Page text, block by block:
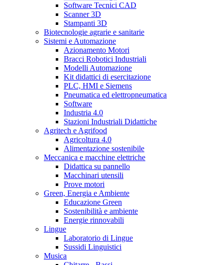
Software Tecnici CAD
Scanner 3D
Stampanti 3D
Biotecnologie agrarie e sanitarie
Sistemi e Automazione
Azionamento Motori
Bracci Robotici Industriali
Modelli Automazione
Kit didattici di esercitazione
PLC, HMI e Siemens
Pneumatica ed elettropneumatica
Software
Industria 4.0
Stazioni Industriali Didattiche
Agritech e Agrifood
Agricoltura 4.0
Alimentazione sostenibile
Meccanica e macchine elettriche
Didattica su pannello
Macchinari utensili
Prove motori
Green, Energia e Ambiente
Educazione Green
Sostenibilità e ambiente
Energie rinnovabili
Lingue
Laboratorio di Lingue
Sussidi Linguistici
Musica